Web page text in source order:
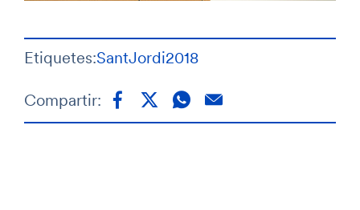
Etiquetes:SantJordi2018
Compartir: